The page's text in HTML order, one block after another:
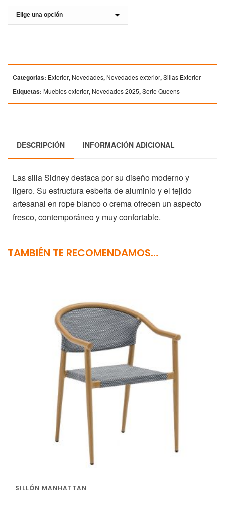
Categorías: Exterior, Novedades, Novedades exterior,Sillas Exterior
Etiquetas: Muebles exterior, Novedades 2025,Serie Queens
DESCRIPCIÓN INFORMACIÓN ADICIONAL
Las silla Sidney destaca por su diseño moderno y
ligero. Su estructura esbelta de aluminio y el tejido
artesanal en rope blanco o crema ofrecen un aspecto
fresco, contemporáneo y muy confortable.
TAMBIÉN TE RECOMENDAMOS…
SILLÓN MANHATTAN